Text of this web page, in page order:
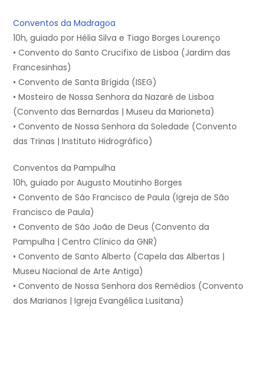
Conventos da Madragoa
10h, guiado por Hélia Silva e Tiago Borges Lourenço
• Convento do Santo Crucifixo de Lisboa (Jardim das
Francesinhas)
• Convento de Santa Brígida (ISEG)
• Mosteiro de Nossa Senhora da Nazaré de Lisboa
(Convento das Bernardas | Museu da Marioneta)
• Convento de Nossa Senhora da Soledade (Convento
das Trinas | Instituto Hidrográfico)
Conventos da Pampulha
10h, guiado por Augusto Moutinho Borges
• Convento de São Francisco de Paula (Igreja de São
Francisco de Paula)
• Convento de São João de Deus (Convento da
Pampulha | Centro Clínico da GNR)
• Convento de Santo Alberto (Capela das Albertas |
Museu Nacional de Arte Antiga)
• Convento de Nossa Senhora dos Remédios (Convento
dos Marianos | Igreja Evangélica Lusitana)